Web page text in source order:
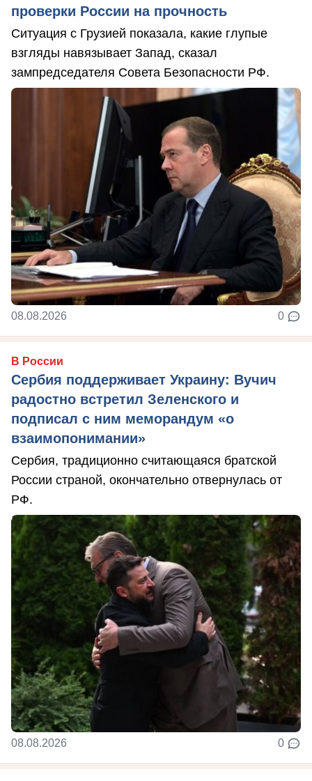
проверки России на прочность
Ситуация с Грузией показала, какие глупые
взгляды навязывает Запад, сказал
зампредседателя Совета Безопасности РФ.
08.08.2026 0
В России
Сербия поддерживает Украину: Вучич
радостно встретил Зеленского и
подписал с ним меморандум «о
взаимопонимании»
Сербия, традиционно считающаяся братской
России страной, окончательно отвернулась от
РФ.
08.08.2026 0